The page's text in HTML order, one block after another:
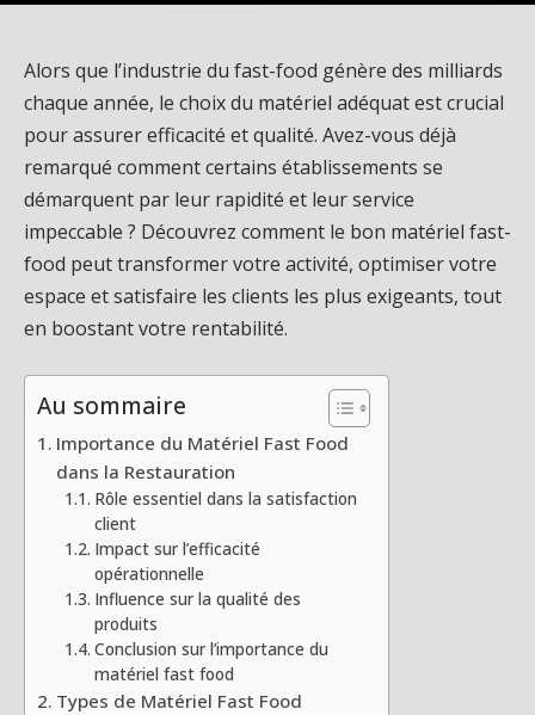
Alors que l’industrie du fast-food génère des milliards
chaque année, le choix du matériel adéquat est crucial
pour assurer efficacité et qualité. Avez-vous déjà
remarqué comment certains établissements se
démarquent par leur rapidité et leur service
impeccable ? Découvrez comment le bon matériel fast-
food peut transformer votre activité, optimiser votre
espace et satisfaire les clients les plus exigeants, tout
en boostant votre rentabilité.
Au sommaire
Importance du Matériel Fast Food
dans la Restauration
Rôle essentiel dans la satisfaction
client
Impact sur l’efficacité
opérationnelle
Influence sur la qualité des
produits
Conclusion sur l’importance du
matériel fast food
Types de Matériel Fast Food